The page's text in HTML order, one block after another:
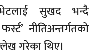
भेटलाई सुखद भन्दै
नीतिअन्तर्गतको
गरेका थिए।